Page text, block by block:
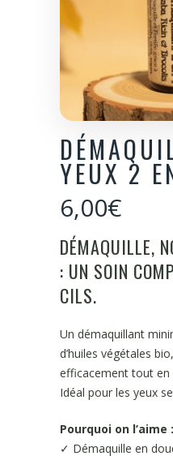
YEUX 2
6,00€
DÉMAQUILLE,
: UN SOIN
CILS.
Un démaquillant
d’huiles végétales
efficacement tout en
Idéal pour les yeux
Pourquoi on l’aime :
✓ Démaquille en